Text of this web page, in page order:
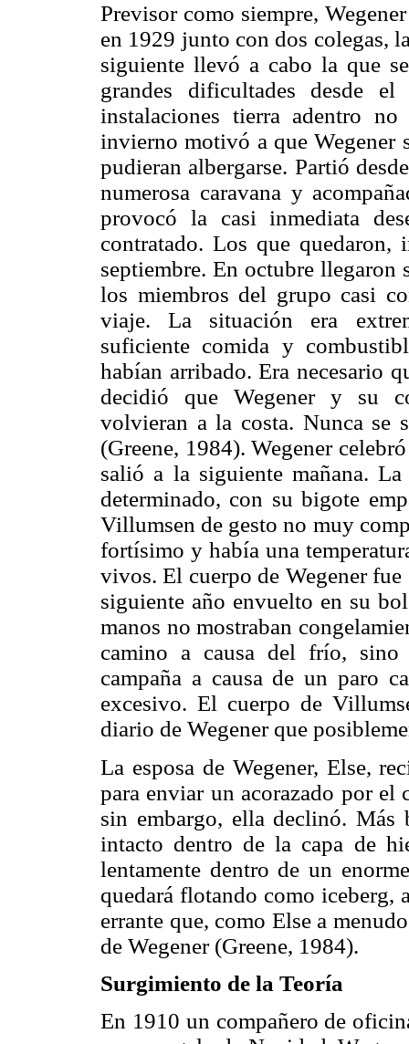
Previsor como siempre,
en 1929 junto con dos colegas,
siguiente llevó a cabo la que
grandes dificultades desde
instalaciones tierra adentro
invierno motivó a que Wegener
pudieran albergarse. Partió
numerosa caravana y
provocó la casi inmediata
contratado. Los que quedaron,
septiembre. En octubre
los miembros del grupo casi
viaje. La situación era
suficiente comida y
habían arribado. Era necesario
decidió que Wegener y su
volvieran a la costa. Nunca se
(Greene, 1984). Wegener
salió a la siguiente mañana.
determinado, con su bigote
Villumsen de gesto no muy
fortísimo y había una
vivos. El cuerpo de Wegener
siguiente año envuelto en su
manos no mostraban
camino a causa del frío, sino
campaña a causa de un paro
excesivo. El cuerpo de
diario de Wegener que
La esposa de Wegener, Else,
para enviar un acorazado por
sin embargo, ella declinó. Más
intacto dentro de la capa de
lentamente dentro de un
quedará flotando como
errante que, como Else a
de Wegener (Greene, 1984).
Surgimiento de la Teoría
En 1910 un compañero de